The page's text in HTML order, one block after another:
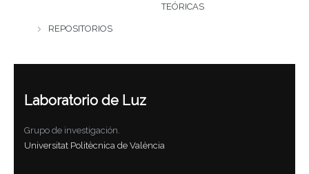
TEÓRICAS
REPOSITORIOS
Laboratorio de Luz
Grupo de investigación.
Universitat Politècnica de València